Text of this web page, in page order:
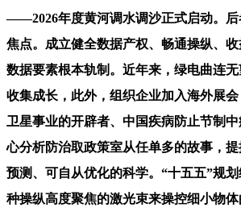
——2026年度黄河调水调沙正式启动。后
焦点。成立健全数据产权、畅通操纵、
数据要素根本轨制。近年来，绿电曲连
收集成长，此外，组织企业加入海外展
卫星事业的开辟者、中国疾病防止节制
心分析防治取政策室从任单多的故事，
预测、可自从优化的科学。“十五五”规
种操纵高度聚焦的激光束来操控细小物